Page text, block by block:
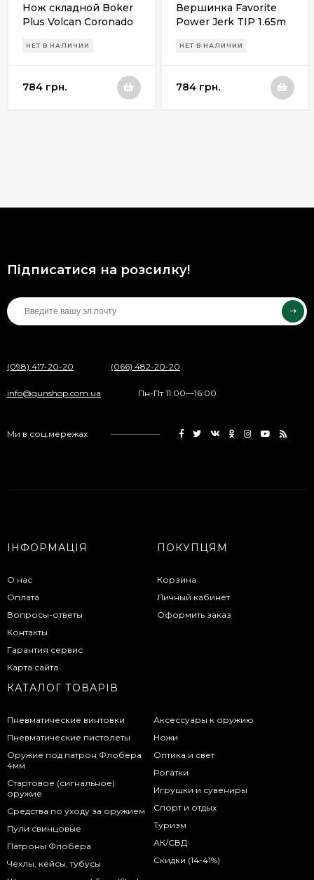
Нож складной Boker
Plus Volcan Coronado
НЕТ В НАЛИЧИИ
784 грн.
Вершинка Favorite
Power Jerk TIP 1.65m
НЕТ В НАЛИЧИИ
784 грн.
Підписатися на розсилку!
(098) 417-20-20 (066) 482-20-20
info@gunshop.com.ua Пн-Пт 11:00—16:00
Ми в соц.мережах
ІНФОРМАЦІЯ
О нас
Оплата
Вопросы-ответы
Контакты
Гарантия сервис
Карта сайта
ПОКУПЦЯМ
Корзина
Личный кабинет
Оформить заказ
КАТАЛОГ ТОВАРІВ
Пневматические винтовки
Пневматические пистолеты
Оружие под патрон Флобера
4мм
Стартовое (сигнальное)
оружие
Средства по уходу за оружием
Пули свинцовые
Патроны Флобера
Чехлы, кейсы, тубусы
Аксессуары к оружию
Ножи
Оптика и свет
Рогатки
Игрушки и сувениры
Спорт и отдых
Туризм
АК/СВД
Скидки (14-41%)